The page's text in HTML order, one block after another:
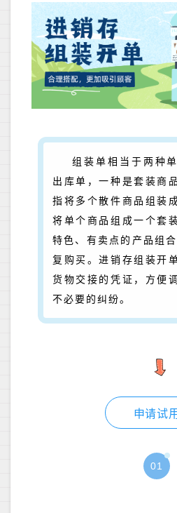
组装单相当于两种
出库单，一种是套装商
指将多个散件商品组装
将单个商品组成一个套
特色、有卖点的产品组
复购买。进销存组装开
货物交接的凭证，方便
不必要的纠纷。
申请试用
01